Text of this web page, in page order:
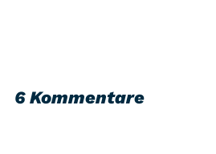
6 Kommentare